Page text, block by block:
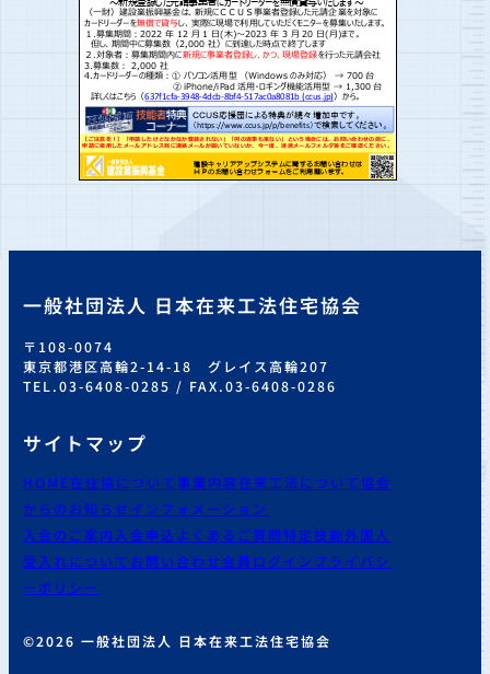
一般社団法人 日本在来工法住宅協会
〒108-0074
東京都港区高輪2-14-18 グレイス高輪207
TEL.03-6408-0285 / FAX.03-6408-0286
サイトマップ
HOME在住協について事業内容在来工法について協会
からのお知らせインフォメーション
入会のご案内 入会申込よくあるご質問特定技能外国人
受入れについて お問い合わせ会員ログイン プライバシ
ーポリシー
©2026 一般社団法人 日本在来工法住宅協会